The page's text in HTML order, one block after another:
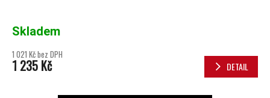
Skladem
1 021 Kč bez DPH
1 235 Kč DETAIL